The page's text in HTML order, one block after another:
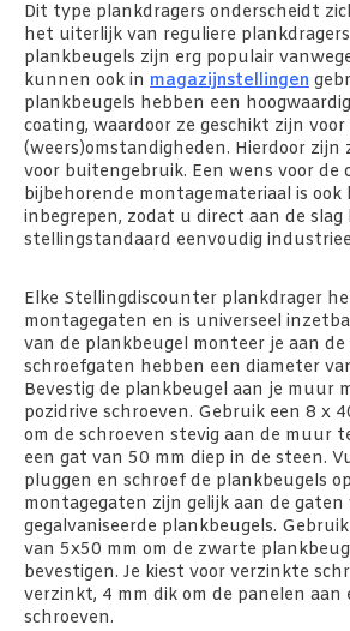
Dit type plankdragers onderscheidt
het uiterlijk van reguliere
plankbeugels zijn erg populair
kunnen ook in magazijnstellingen
plankbeugels hebben een
coating, waardoor ze geschikt zijn
(weers)omstandigheden. Hierdoor zijn
voor buitengebruik. Een wens voor de
bijbehorende montagemateriaal is ook
inbegrepen, zodat u direct aan de
stellingstandaard eenvoudig
Elke Stellingdiscounter plankdrager
montagegaten en is universeel
van de plankbeugel monteer je aan de
schroefgaten hebben een diameter
Bevestig de plankbeugel aan je muur
pozidrive schroeven. Gebruik een 8 x
om de schroeven stevig aan de muur
een gat van 50 mm diep in de steen.
pluggen en schroef de plankbeugels
montagegaten zijn gelijk aan de gaten
gegalvaniseerde plankbeugels.
van 5x50 mm om de zwarte
bevestigen. Je kiest voor verzinkte
verzinkt, 4 mm dik om de panelen aan
schroeven.